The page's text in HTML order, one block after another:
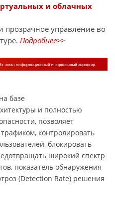
и облачных
прозрачное управление во
Подробнее>>
базе
и полностью
позволяет
контролировать
блокировать
широкий спектр
показатель обнаружения
(Detection Rate) решения